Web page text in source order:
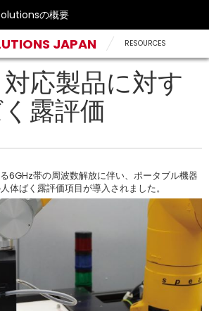
の概要
JAPAN RESOURCES
応製品に対す
露評価
6GHz帯の周波数解放に伴い、ポータブル機器
体ばく露評価項目が導入されました。